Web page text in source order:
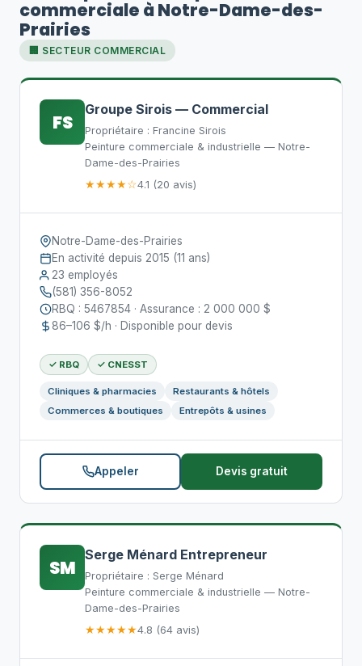
commerciale à Notre-Dame-des-
Prairies
🏢 SECTEUR COMMERCIAL
FS
Groupe Sirois — Commercial
Propriétaire : Francine Sirois
Peinture commerciale & industrielle — Notre-
Dame-des-Prairies
★★★★☆4.1 (20 avis)
Notre-Dame-des-Prairies
En activité depuis 2015 (11 ans)
23 employés
(581) 356-8052
RBQ : 5467854 · Assurance : 2 000 000 $
86–106 $/h · Disponible pour devis
✓ RBQ ✓ CNESST
Cliniques & pharmacies
Restaurants & hôtels
Commerces & boutiques
Entrepôts & usines
Appeler Devis gratuit
SM
Serge Ménard Entrepreneur
Propriétaire : Serge Ménard
Peinture commerciale & industrielle — Notre-
Dame-des-Prairies
★★★★★4.8 (64 avis)